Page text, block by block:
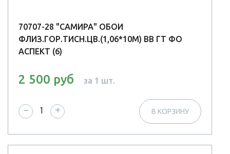
70707-28 "САМИРА" ОБОИ
ФЛИЗ.ГОР.ТИСН.ЦВ.(1,06*10М) ВВ ГТ ФО
АСПЕКТ (6)
2 500 руб за 1 шт.
− + В КОРЗИНУ